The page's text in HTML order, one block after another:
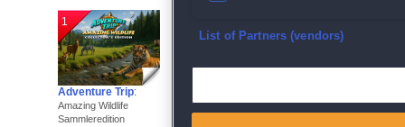
1
Adventure Trip:
Amazing Wildlife
Sammleredition
Mask Parade
Sammleredition
Ensure security, prevent
List of Partners (vendors)